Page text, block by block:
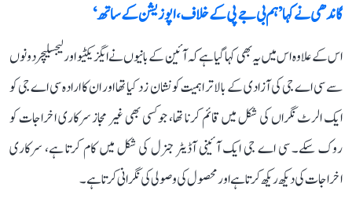
گاندھی نے کہا ’ہم بی جے پی کے خلاف، اپوزیشن کے ساتھ‘
اس کے علاوہ اس میں یہ بھی کہا گیا ہے کہ آئین کے بانیوں نے ایگزیکٹیو اور لیجسلیچر دونوں
سے سی اے جی کی آزادی کے بالاتر اہمیت کو نشان زد کیا تھا اور ان کا ارادہ سی اے جی کو
ایک الرٹ نگراں کی شکل میں قائم کرنا تھا، جو کسی بھی غیر مجاز سرکاری اخراجات کو
روک سکے۔ سی اے جی ایک آئینی آڈیٹر جنرل کی شکل میں کام کرتا ہے، سرکاری
اخراجات کی دیکھ ریکھ کرتا ہے اور محصول کی وصولی کی نگرانی کرتا ہے۔